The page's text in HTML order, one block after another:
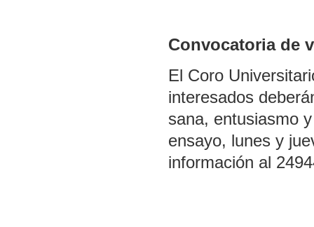
Convocatoria de
El Coro
interesados
sana, entusiasmo
ensayo, lunes y
información al